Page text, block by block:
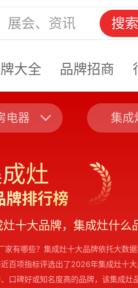
搜索
大全 品牌招商
灶
牌排行榜
有哪些？集成灶十大品牌依托大数
百项指标评选出了2026年集成灶十
口碑好或知名度高的品牌，该集成灶
电器 集成